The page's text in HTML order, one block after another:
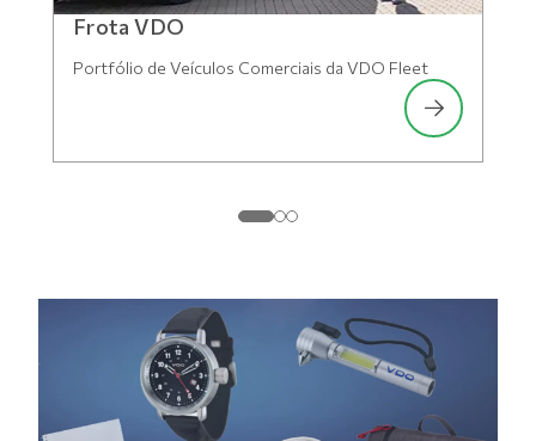
Frota VDO
Portfólio de Veículos Comerciais da VDO Fleet